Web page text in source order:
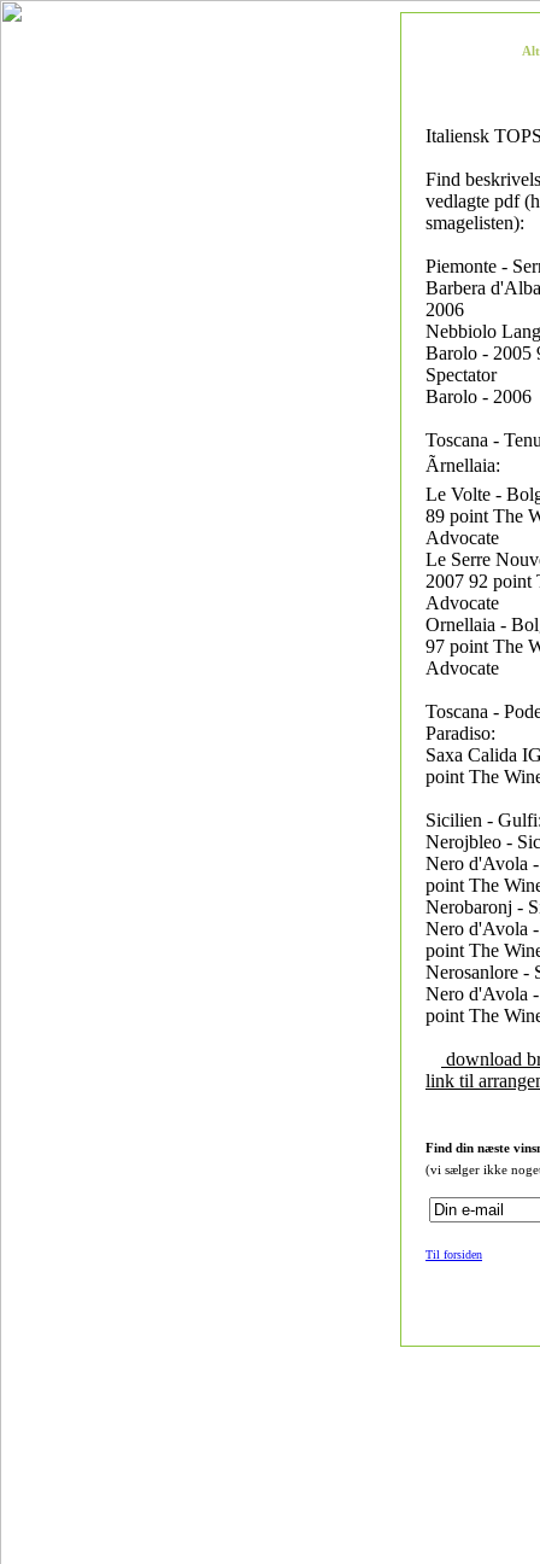
Italiensk
Find
vedlagte pdf
smagelisten):
Piemonte -
Barbera
2006
Nebbiolo
Barolo - 2005
Spectator
Barolo - 2006
Toscana -
Ãrnellaia:
Le Volte -
89 point The
Advocate
Le Serre
2007 92 point
Advocate
Ornellaia -
97 point The
Advocate
Toscana -
Paradiso:
Saxa Calida
point The
Sicilien -
Nerojbleo -
Nero d'Avola
point The
Nerobaronj -
Nero d'Avola
point The
Nerosanlore -
Nero d'Avola
point The
download
link til
Find din næste
(vi sælger ikke
Til forsiden